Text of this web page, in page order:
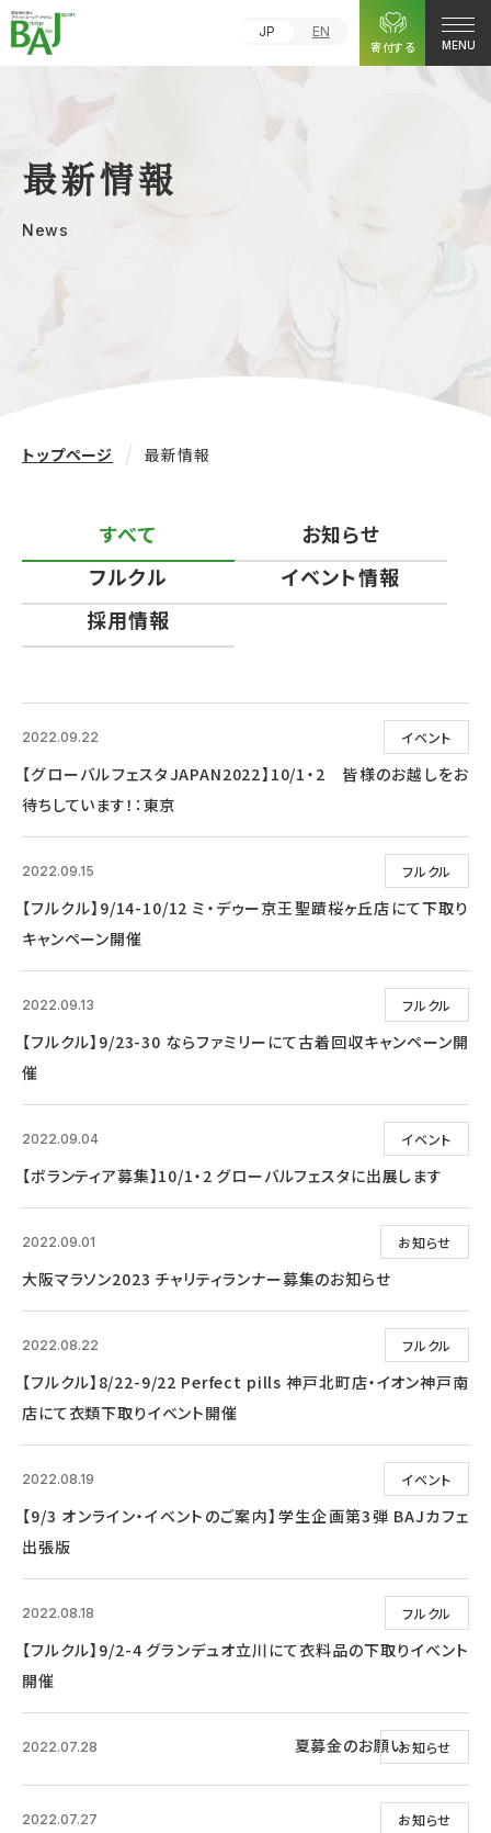
JP
EN
寄付する
MENU
最新情報
News
トップページ 最新情報
すべて
お知らせ
フルクル
イベント情報
採用情報
イベント
2022.09.22
【グローバルフェスタJAPAN2022】10/1・2 皆様のお越しをお
待ちしています！：東京
フルクル
2022.09.15
【フルクル】9/14-10/12 ミ・デゥー京王聖蹟桜ヶ丘店にて下取り
キャンペーン開催
フルクル
2022.09.13
【フルクル】9/23-30 ならファミリーにて古着回収キャンペーン開
催
イベント
2022.09.04
【ボランティア募集】10/1・2 グローバルフェスタに出展します
お知らせ
2022.09.01
大阪マラソン2023 チャリティランナー募集のお知らせ
フルクル
2022.08.22
【フルクル】8/22-9/22 Perfect pills 神戸北町店・イオン神戸南
店にて衣類下取りイベント開催
イベント
2022.08.19
【9/3 オンライン・イベントのご案内】学生企画第3弾 BAJカフェ
出張版
フルクル
2022.08.18
【フルクル】9/2-4 グランデュオ立川にて衣料品の下取りイベント
開催
お知らせ
2022.07.28 夏募金のお願い
お知らせ
2022.07.27